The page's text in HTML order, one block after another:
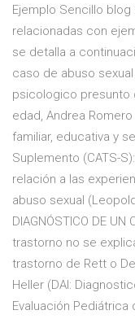
Ejemplo Sencillo
relacionadas con
se detalla a
caso de abuso sexual
psicologico presunto
edad, Andrea
familiar, educativa y
Suplemento (CATS-
relación a las
abuso sexual
DIAGNÓSTICO DE
trastorno no se
trastorno de Rett o
Heller (DAI:
Evaluación